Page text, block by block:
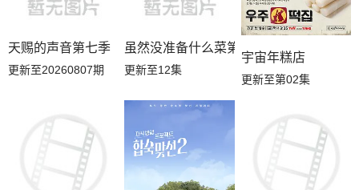
天赐的声音第七季
更新至20260807期
虽然没准备什么菜第四季
更新至12集
宇宙年糕店
更新至第02集